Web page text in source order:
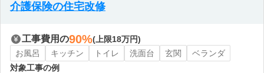
介護保険の住宅改修
工事費用の90%(上限18万円)
お風呂
キッチン トイレ 洗面台 玄関
ベランダ
対象工事の例